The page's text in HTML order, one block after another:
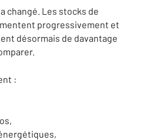
changé. Les stocks de
progressivement et
désormais de davantage
: